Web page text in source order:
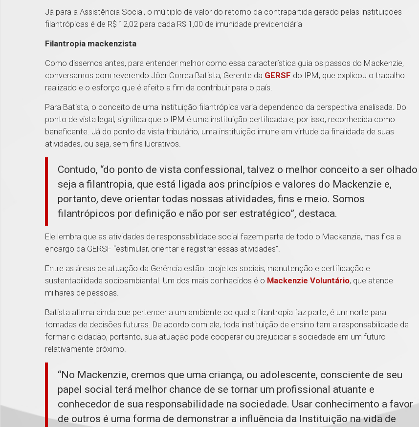
Já para a Assistência Social, o múltiplo de valor do retorno da contrapartida gerado pelas instituições
filantrópicas é de R$ 12,02 para cada R$ 1,00 de imunidade previdenciária
Filantropia mackenzista
Como dissemos antes, para entender melhor como essa característica guia os passos do Mackenzie,
conversamos com reverendo Jôer Correa Batista, Gerente da GERSF do IPM, que explicou o trabalho
realizado e o esforço que é efeito a fim de contribuir para o país.
Para Batista, o conceito de uma instituição filantrópica varia dependendo da perspectiva analisada. Do
ponto de vista legal, significa que o IPM é uma instituição certificada e, por isso, reconhecida como
beneficente. Já do ponto de vista tributário, uma instituição imune em virtude da finalidade de suas
atividades, ou seja, sem fins lucrativos.
Contudo, “do ponto de vista confessional, talvez o melhor conceito a ser olhado
seja a filantropia, que está ligada aos princípios e valores do Mackenzie e,
portanto, deve orientar todas nossas atividades, fins e meio. Somos
filantrópicos por definição e não por ser estratégico”, destaca.
Ele lembra que as atividades de responsabilidade social fazem parte de todo o Mackenzie, mas fica a
encargo da GERSF “estimular, orientar e registrar essas atividades”.
Entre as áreas de atuação da Gerência estão: projetos sociais, manutenção e certificação e
sustentabilidade socioambiental. Um dos mais conhecidos é o Mackenzie Voluntário, que atende
milhares de pessoas.
Batista afirma ainda que pertencer a um ambiente ao qual a filantropia faz parte, é um norte para
tomadas de decisões futuras. De acordo com ele, toda instituição de ensino tem a responsabilidade de
formar o cidadão, portanto, sua atuação pode cooperar ou prejudicar a sociedade em um futuro
relativamente próximo.
“No Mackenzie, cremos que uma criança, ou adolescente, consciente de seu
papel social terá melhor chance de se tornar um profissional atuante e
conhecedor de sua responsabilidade na sociedade. Usar conhecimento a favor
de outros é uma forma de demonstrar a influência da Instituição na vida de